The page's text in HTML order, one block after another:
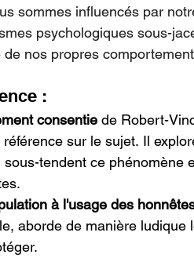
sommes influencés par
psychologiques sous-
nos propres
:
consentie de Robert-
référence sur le sujet. Il
tendent ce phénomène
à l'usage des
aborde de manière